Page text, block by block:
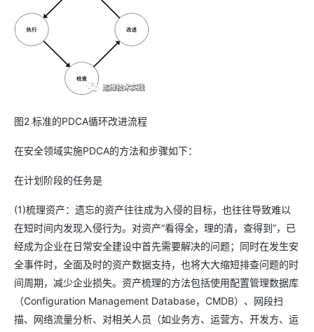
图2 标准的PDCA循环改进流程
在安全领域实施PDCA的方法和步骤如下：
在计划阶段的任务是
(1)梳理资产：遗忘的资产往往成为入侵的目标，也往往导致难以
在短时间内发现入侵行为。对资产“看得全，理的清，查得到”，已
经成为企业在日常安全建设中首先需要解决的问题；同时在发生安
全事件时，全面及时的资产数据支持，也将大大缩短排查问题的时
间周期，减少企业损失。资产梳理的方法包括使用配置管理数据库
（Configuration Management Database，CMDB）、网段扫
描、网络流量分析、对相关人员（如业务方、运营方、开发方、运